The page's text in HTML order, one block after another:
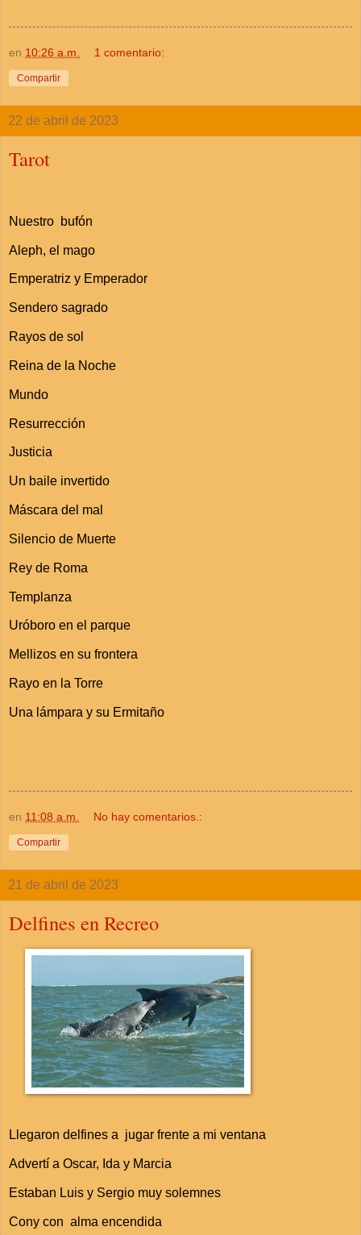
en 10:26 a.m. 1 comentario:
Compartir
22 de abril de 2023
Tarot
Nuestro bufón
Aleph, el mago
Emperatriz y Emperador
Sendero sagrado
Rayos de sol
Reina de la Noche
Mundo
Resurrección
Justicia
Un baile invertido
Máscara del mal
Silencio de Muerte
Rey de Roma
Templanza
Uróboro en el parque
Mellizos en su frontera
Rayo en la Torre
Una lámpara y su Ermitaño
en 11:08 a.m. No hay comentarios.:
Compartir
21 de abril de 2023
Delfines en Recreo
Llegaron delfines a jugar frente a mi ventana
Advertí a Oscar, Ida y Marcia
Estaban Luis y Sergio muy solemnes
Cony con alma encendida